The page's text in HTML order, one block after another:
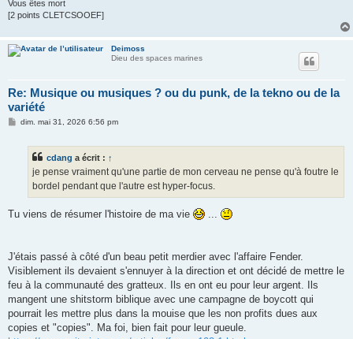
Vous êtes mort
[2 points CLETCSOOEF]
Deimoss
Dieu des spaces marines
Re: Musique ou musiques ? ou du punk, de la tekno ou de la
variété
Mdim. mai 31, 2026 6:56 pm
cdang a écrit : ↑
je pense vraiment qu'une partie de mon cerveau ne pense qu'à foutre le
bordel pendant que l'autre est hyper-focus.
Tu viens de résumer l'histoire de ma vie
J'étais passé à côté d'un beau petit merdier avec l'affaire Fender.
Visiblement ils devaient s'ennuyer à la direction et ont décidé de mettre le
feu à la communauté des gratteux. Ils en ont eu pour leur argent. Ils
mangent une shitstorm biblique avec une campagne de boycott qui
pourrait les mettre plus dans la mouise que les non profits dues aux
copies et "copies". Ma foi, bien fait pour leur gueule.